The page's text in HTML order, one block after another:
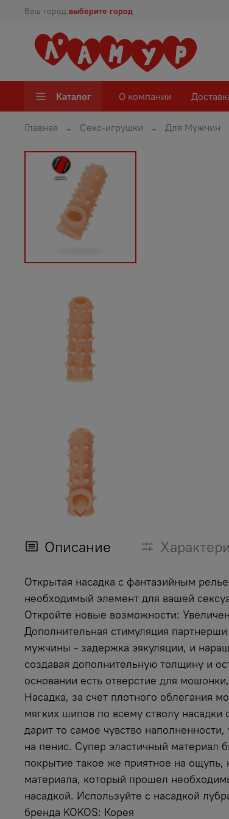
Ваш город:выберите город
Каталог О компании
Главная Секс-игрушки Для Мужчин
Описание
Открытая насадка с фантазийным
необходимый элемент для вашей
Откройте новые возможности:
Дополнительная стимуляция
мужчины - задержка эякуляции, и
создавая дополнительную толщину и
основании есть отверстие для
Насадка, за счет плотного облегания
мягких шипов по всему стволу
дарит то самое чувство
на пенис. Супер эластичный материал
покрытие такое же приятное на ощупь,
материала, который прошел
насадкой. Используйте с насадкой
бренда KOKOS: Корея